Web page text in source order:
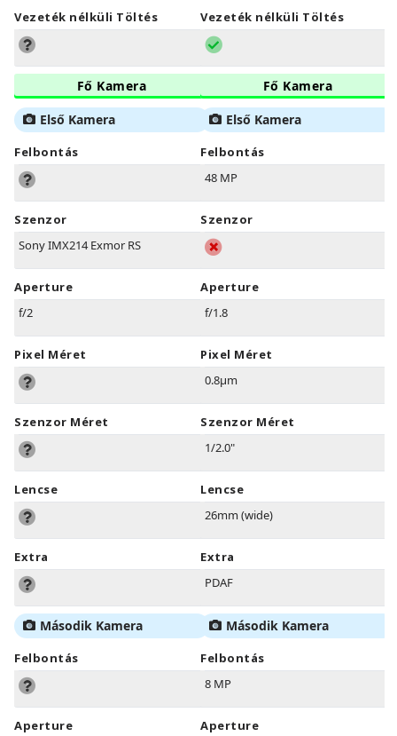
Vezeték nélküli Töltés
Fő Kamera
Első Kamera
Felbontás
Szenzor
Sony IMX214 Exmor RS
Aperture
f/2
Pixel Méret
Szenzor Méret
Lencse
Extra
Második Kamera
Felbontás
Aperture
Vezeték nélküli Töltés
Fő Kamera
Első Kamera
Felbontás
48 MP
Szenzor
Aperture
f/1.8
Pixel Méret
0.8µm
Szenzor Méret
1/2.0"
Lencse
26mm (wide)
Extra
PDAF
Második Kamera
Felbontás
8 MP
Aperture